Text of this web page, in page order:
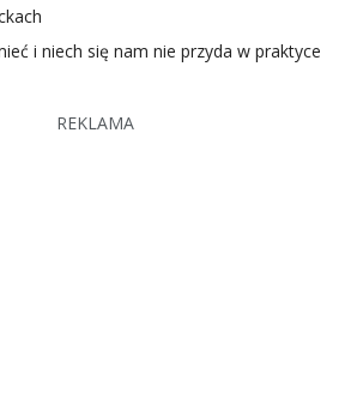
i niech się nam nie przyda w praktyce
REKLAMA